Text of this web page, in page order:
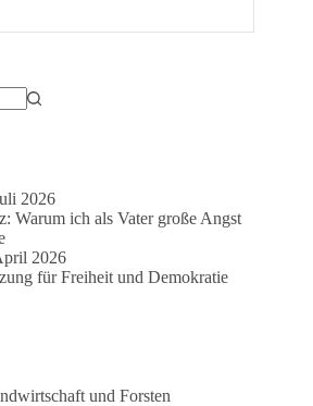
2026
Warum ich als Vater große Angst
2026
für Freiheit und Demokratie
und Forsten